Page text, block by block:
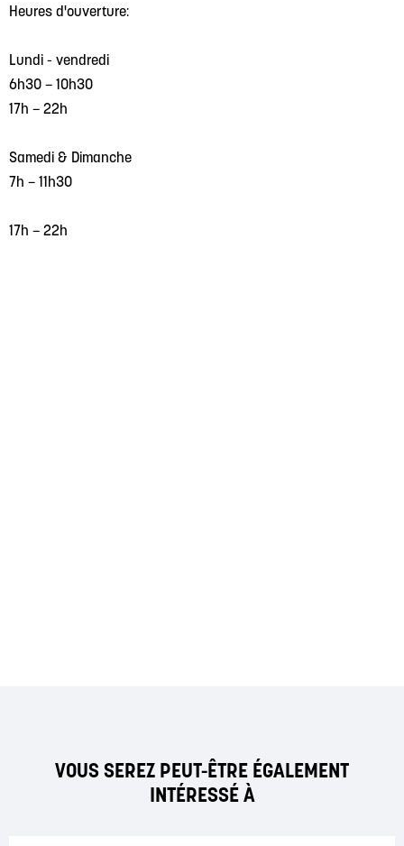
Heures d'ouverture:
Lundi - vendredi
6h30 – 10h30
17h – 22h
Samedi & Dimanche
7h – 11h30
17h – 22h
VOUS SEREZ PEUT-ÊTRE ÉGALEMENT
INTÉRESSÉ À